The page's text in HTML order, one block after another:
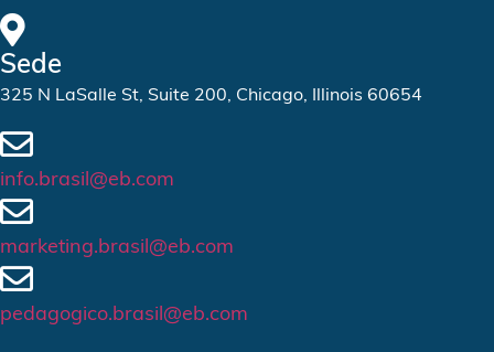
Sede
325 N LaSalle St, Suite 200, Chicago, Illinois 60654
info.brasil@eb.com
marketing.brasil@eb.com
pedagogico.brasil@eb.com